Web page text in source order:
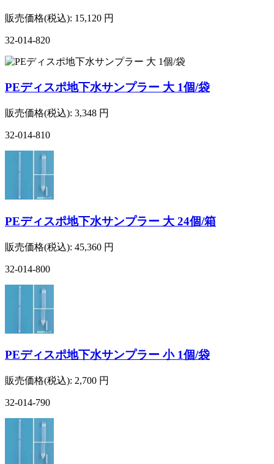
販売価格(税込): 15,120 円
32-014-820
PEディスポ地下水サンプラー 大 1個/袋
販売価格(税込): 3,348 円
32-014-810
PEディスポ地下水サンプラー 大 24個/箱
販売価格(税込): 45,360 円
32-014-800
PEディスポ地下水サンプラー 小 1個/袋
販売価格(税込): 2,700 円
32-014-790